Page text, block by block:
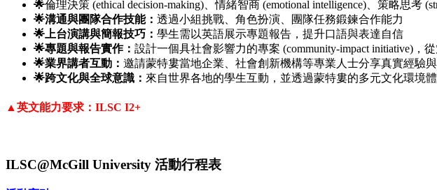
🌟倫理決策 (ethical decision-making)、情緒智商 (emotional intelligence)、策略思考
🌟溝通與團隊合作技能： 透過小組挑戰、角色扮演、團隊任務鍛鍊合作能力
🌟上台演講與簡報技巧： 學生需以英語展示專題報告，提升口語與表達自信
🌟專題與報告實作： 設計一個具社會影響力的專案 (community-impact initiative)，
🌟業界講者互動： 邀請蒙特婁當地企業、社會創新機構等專業人士分享真實經驗
🌟跨文化與全球意識： 來自世界各地的學生互動，並透過蒙特婁的多元文化環境
▲英文能力要求：ILSC I2+
ILSC@McGill University 活動行程表